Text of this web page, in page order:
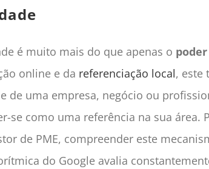
é muito mais do que apenas o
online e da referenciação local, este
de uma empresa, negócio ou
se como uma referência na sua área.
de PME, compreender este
do Google avalia